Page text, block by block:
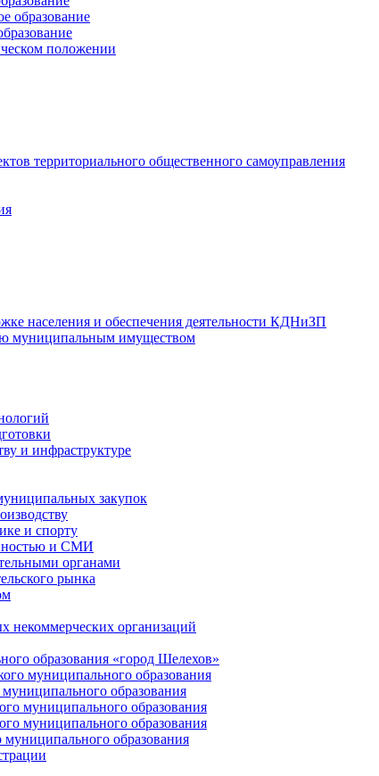
образование
положении
территориального общественного самоуправления
населения и обеспечения деятельности КДНиЗП
муниципальным имуществом
и инфраструктуре
закупок
и спорту
и СМИ
органами
рынка
некоммерческих организаций
образования «город Шелехов»
муниципального образования
образования
муниципального образования
муниципального образования
образования